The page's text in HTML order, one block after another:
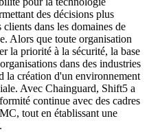
des décisions plus
dans les domaines de
Alors que toute organisation
la priorité à la sécurité, la base
dans des industries
la création d'un environnement
Avec Chainguard, Shift5 a
continue avec des cadres
tout en établissant une